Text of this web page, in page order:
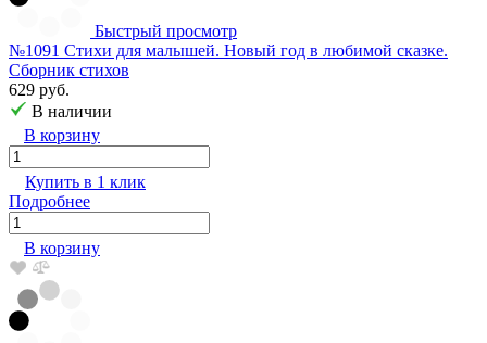
Быстрый просмотр
№1091 Стихи для малышей. Новый год в любимой сказке.
Сборник стихов
629 руб.
В наличии
В корзину
Купить в 1 клик
Подробнее
В корзину